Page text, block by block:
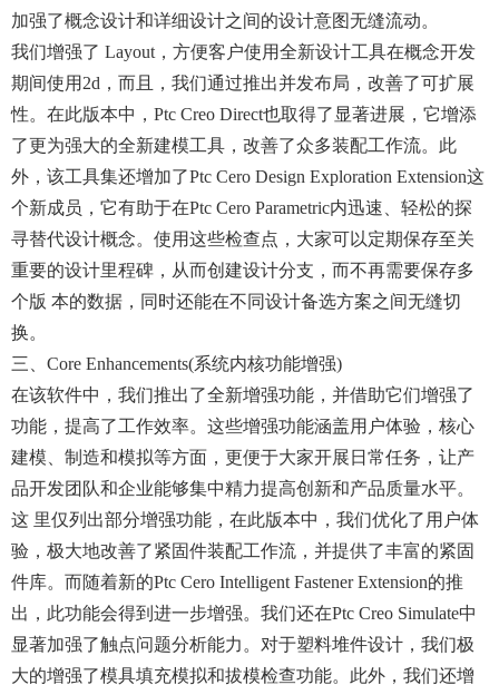
加强了概念设计和详细设计之间的设计意图无缝流动。
我们增强了 Layout，方便客户使用全新设计工具在概念开发
期间使用2d，而且，我们通过推出并发布局，改善了可扩展
性。在此版本中，ptc Creo Direct也取得了显著进展，它增添
了更为强大的全新建模工具，改善了众多装配工作流。此
外，该工具集还增加了ptc Cero Design Exploration Extension这
个新成员，它有助于在ptc Cero Parametric内迅速、轻松的探
寻替代设计概念。使用这些检查点，大家可以定期保存至关
重要的设计里程碑，从而创建设计分支，而不再需要保存多
个版 本的数据，同时还能在不同设计备选方案之间无缝切
换。
三、core Enhancements(系统内核功能增强)
在该软件中，我们推出了全新增强功能，并借助它们增强了
功能，提高了工作效率。这些增强功能涵盖用户体验，核心
建模、制造和模拟等方面，更便于大家开展日常任务，让产
品开发团队和企业能够集中精力提高创新和产品质量水平。
这 里仅列出部分增强功能，在此版本中，我们优化了用户体
验，极大地改善了紧固件装配工作流，并提供了丰富的紧固
件库。而随着新的ptc Cero Intelligent Fastener Extension的推
出，此功能会得到进一步增强。我们还在ptc Creo Simulate中
显著加强了触点问题分析能力。对于塑料堆件设计，我们极
大的增强了模具填充模拟和拔模检查功能。此外，我们还增